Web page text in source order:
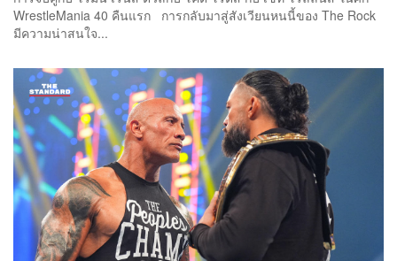
WrestleMania 40 คืนแรก การกลับมาสู่สังเวียนหนนี้ของ The Rock
มีความน่าสนใจ...